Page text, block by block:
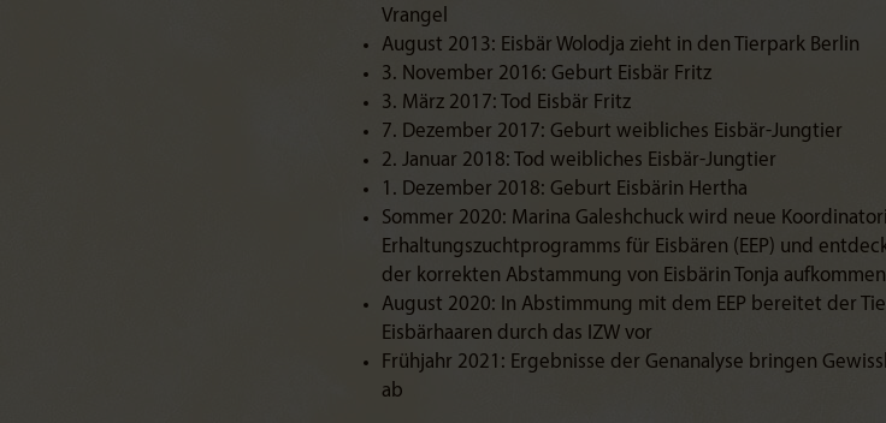
Vrangel
August 2013: Eisbär Wolodja zieht in den Tierpark Berlin
3. November 2016: Geburt Eisbär Fritz
3. März 2017: Tod Eisbär Fritz
7. Dezember 2017: Geburt weibliches Eisbär-Jungtier
2. Januar 2018: Tod weibliches Eisbär-Jungtier
1. Dezember 2018: Geburt Eisbärin Hertha
Sommer 2020: Marina Galeshchuck wird neue
Erhaltungszuchtprogramms für Eisbären (EEP) und
der korrekten Abstammung von Eisbärin Tonja
August 2020: In Abstimmung mit dem EEP bereitet der
Eisbärhaaren durch das IZW vor
Frühjahr 2021: Ergebnisse der Genanalyse bringen
ab